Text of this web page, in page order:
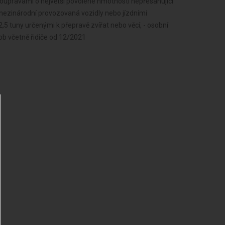
provozovaná vozidly nebo jízdními
tuny určenými k přepravě zvířat nebo věcí, - osobní
včetně řidiče od 12/2021